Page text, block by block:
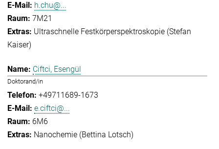
h.chu@...
7M21
Ultraschnelle Festkörperspektroskopie (Stefan
Kaiser)
Ciftci, Esengül
Doktorand/in
+49711689-1673
e.ciftci@...
6M6
Nanochemie (Bettina Lotsch)